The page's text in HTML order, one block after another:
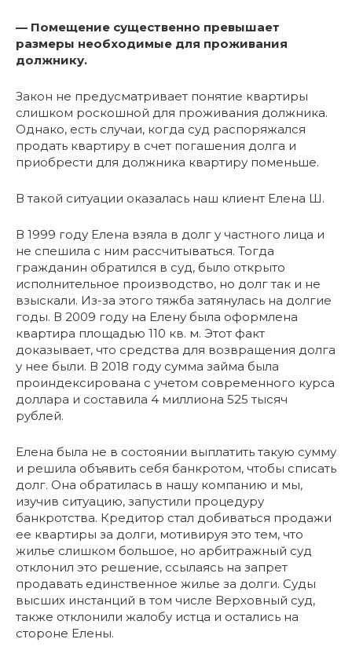
— Помещение существенно превышает
размеры необходимые для проживания
должнику.
Закон не предусматривает понятие квартиры
слишком роскошной для проживания должника.
Однако, есть случаи, когда суд распоряжался
продать квартиру в счет погашения долга и
приобрести для должника квартиру поменьше.
В такой ситуации оказалась наш клиент Елена Ш.
В 1999 году Елена взяла в долг у частного лица и
не спешила с ним рассчитываться. Тогда
гражданин обратился в суд, было открыто
исполнительное производство, но долг так и не
взыскали. Из-за этого тяжба затянулась на долгие
годы. В 2009 году на Елену была оформлена
квартира площадью 110 кв. м. Этот факт
доказывает, что средства для возвращения долга
у нее были. В 2018 году сумма займа была
проиндексирована с учетом современного курса
доллара и составила 4 миллиона 525 тысяч
рублей.
Елена была не в состоянии выплатить такую сумму
и решила объявить себя банкротом, чтобы списать
долг. Она обратилась в нашу компанию и мы,
изучив ситуацию, запустили процедуру
банкротства. Кредитор стал добиваться продажи
ее квартиры за долги, мотивируя это тем, что
жилье слишком большое, но арбитражный суд
отклонил это решение, ссылаясь на запрет
продавать единственное жилье за долги. Суды
высших инстанций в том числе Верховный суд,
также отклонили жалобу истца и остались на
стороне Елены.